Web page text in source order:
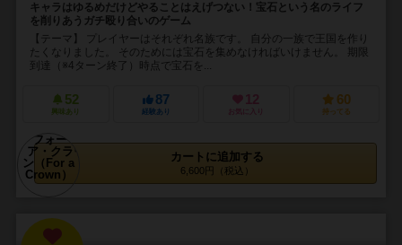
キャラはゆるめだけどやることはえげつない！宝石という名のライフ
を削りあうガチ殴り合いのゲーム
【テーマ】 プレイヤーはそれぞれ名族です。 自分の一族で王国を作り
たくなりました。 そのためには宝石を集めなければいけません。 期限
到達（※4ターン終了）時点で宝石を...
52
興味あり
87
経験あり
12
お気に入り
60
持ってる
カートに追加する
6,600円（税込）